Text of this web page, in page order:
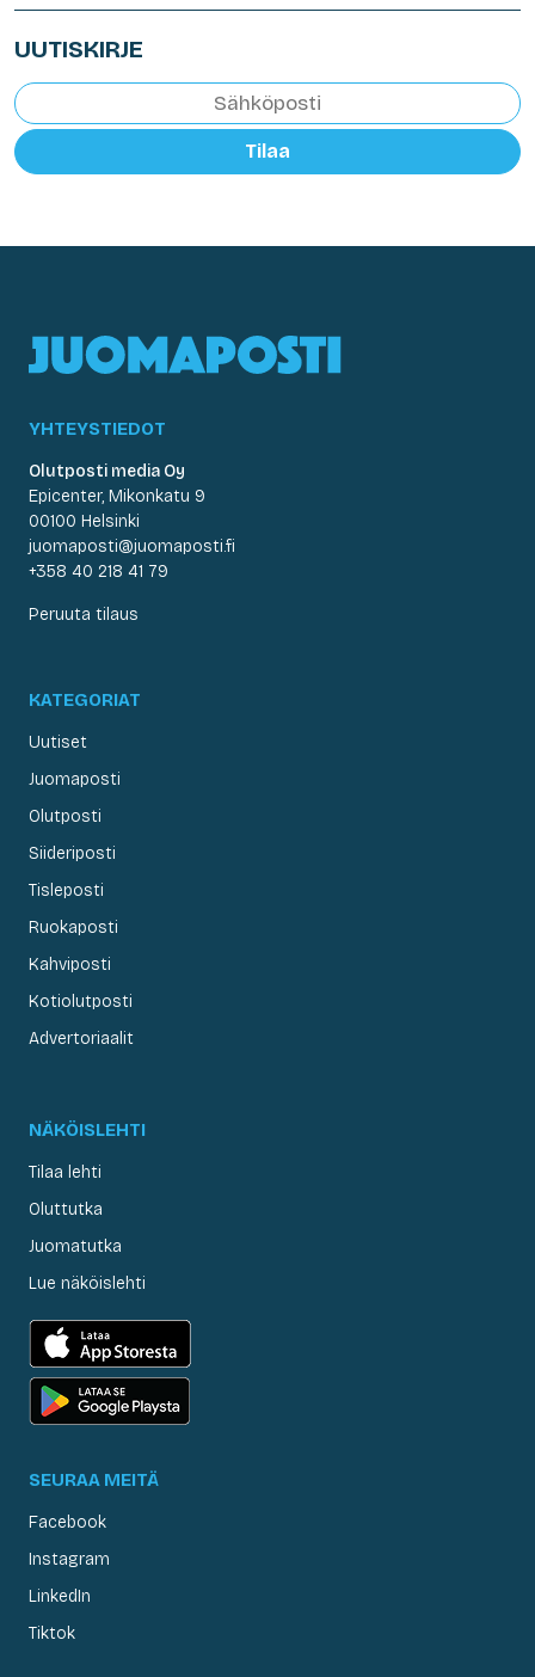
UUTISKIRJE
Tilaa
YHTEYSTIEDOT
Olutposti media Oy
Epicenter, Mikonkatu 9
00100 Helsinki
juomaposti@juomaposti.fi
+358 40 218 41 79
Peruuta tilaus
KATEGORIAT
Uutiset
Juomaposti
Olutposti
Siideriposti
Tisleposti
Ruokaposti
Kahviposti
Kotiolutposti
Advertoriaalit
NÄKÖISLEHTI
Tilaa lehti
Oluttutka
Juomatutka
Lue näköislehti
SEURAA MEITÄ
Facebook
Instagram
LinkedIn
Tiktok